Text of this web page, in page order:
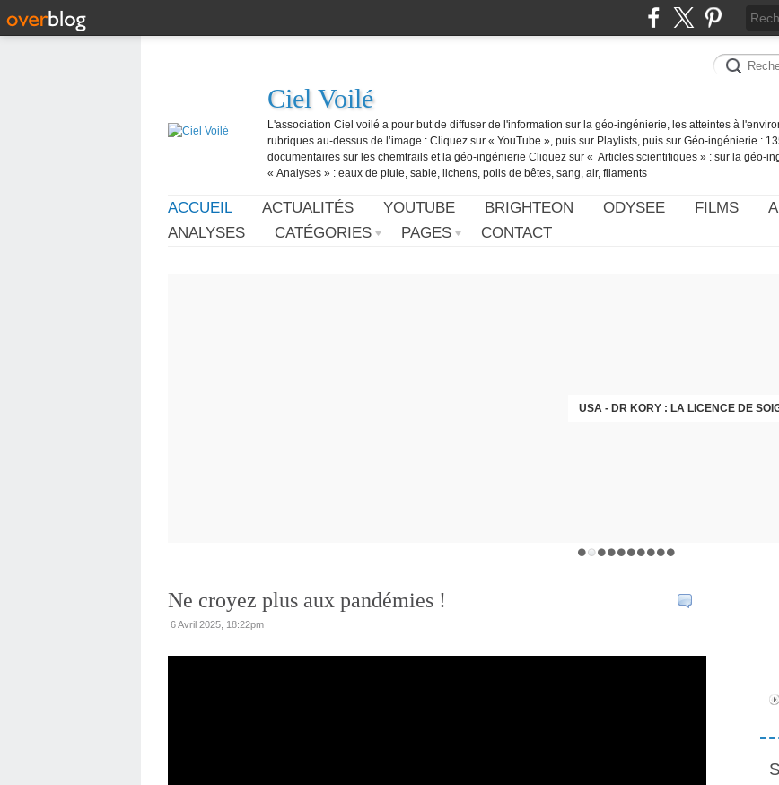
Ciel Voilé
L'association Ciel voilé a pour but de diffuser de l'information sur la géo-ingénierie, les atteintes à
rubriques au-dessus de l’image : Cliquez sur « YouTube », puis sur Playlists, puis sur Géo-ingénierie :
documentaires sur les chemtrails et la géo-ingénierie Cliquez sur « Articles scientifiques » : sur la géo-
« Analyses » : eaux de pluie, sable, lichens, poils de bêtes, sang, air, filaments
ACCUEIL ACTUALITÉS YOUTUBE BRIGHTEON ODYSEE FILMS
ANALYSES
CATÉGORIES PAGES CONTACT
INCENDIES EN
…
Ne croyez plus aux pandémies !
6 Avril 2025, 18:22pm